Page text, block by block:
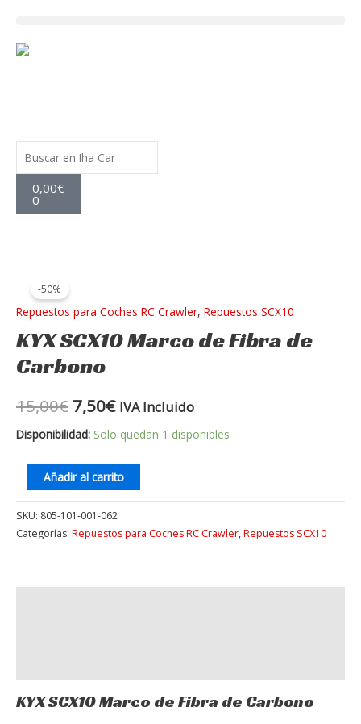
contenido
Buscar
0,00€
0
Carrito
-50%
Repuestos para Coches RC Crawler, Repuestos SCX10
KYX SCX10 Marco de Fibra de
Carbono
15,00€
precio
original
era:
15,00€.
7,50€
precio
actual
7,50€.
IVA Incluido
Disponibilidad: Solo quedan 1 disponibles
SCX10
Marco
de
de
cantidad
Añadir al carrito
SKU: 805-101-001-062
Categorías: Repuestos para Coches RC Crawler,Repuestos SCX10
KYX SCX10 Marco de Fibra de Carbono